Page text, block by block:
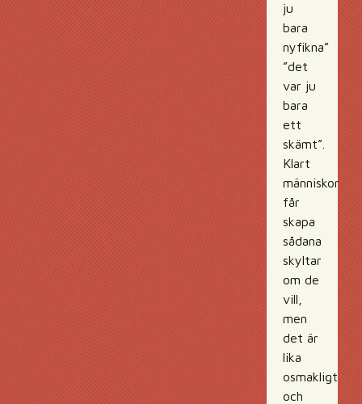
ju
bara
nyfikna”
”det
var ju
bara
ett
skämt”.
Klart
människor
får
skapa
sådana
skyltar
om de
vill,
men
det är
lika
osmakligt
och